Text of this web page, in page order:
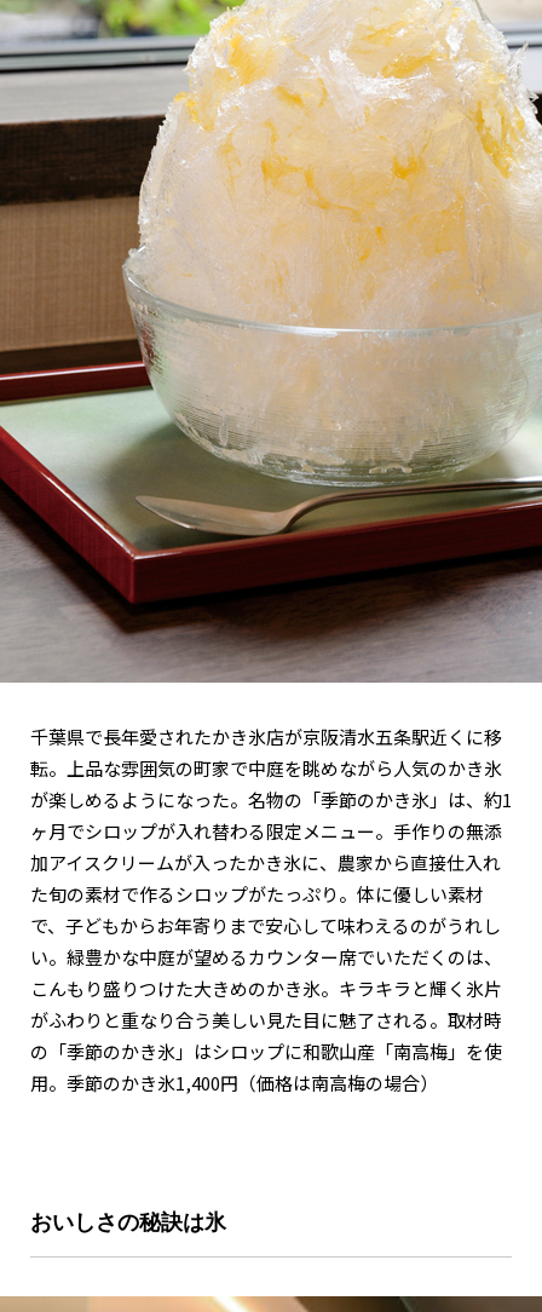
CULTURE
すべて
関西で開催。
おすすめの展覧会
おすすめの映画
誠光社で選びました。
おすすめの本
紹介します。
おすすめのイベント
千葉県で長年愛されたかき氷店が京阪清水五条駅近くに移
転。上品な雰囲気の町家で中庭を眺めながら人気のかき氷
が楽しめるようになった。名物の「季節のかき氷」は、約1
ヶ月でシロップが入れ替わる限定メニュー。手作りの無添
加アイスクリームが入ったかき氷に、農家から直接仕入れ
た旬の素材で作るシロップがたっぷり。体に優しい素材
で、子どもからお年寄りまで安心して味わえるのがうれし
い。緑豊かな中庭が望めるカウンター席でいただくのは、
こんもり盛りつけた大きめのかき氷。キラキラと輝く氷片
がふわりと重なり合う美しい見た目に魅了される。取材時
の「季節のかき氷」はシロップに和歌山産「南高梅」を使
用。季節のかき氷1,400円（価格は南高梅の場合）
おいしさの秘訣は氷